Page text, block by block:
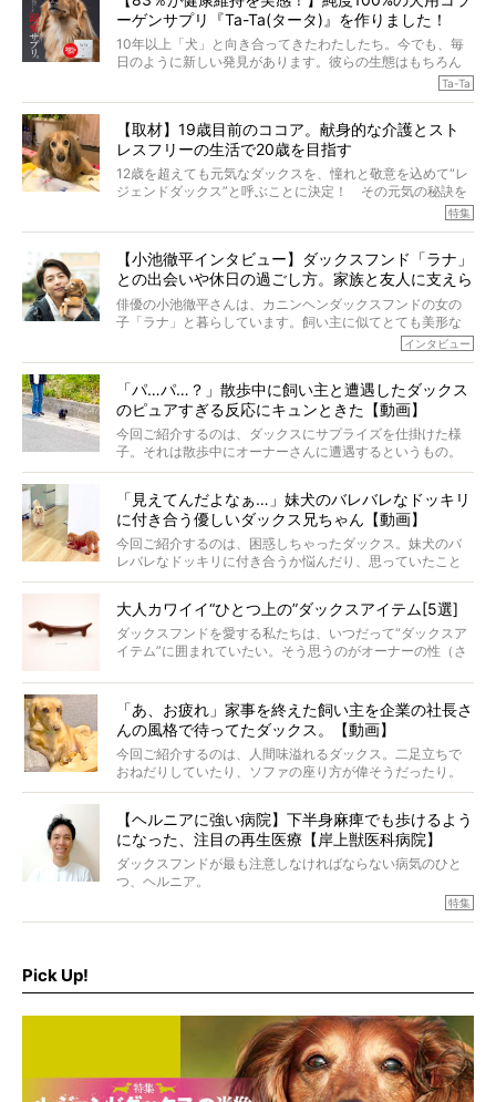
ーゲンサプリ『Ta-Ta(タータ)』を作りました！
10年以上「犬」と向き合ってきたわたしたち。今でも、毎
日のように新しい発見があります。彼らの生態はもちろん
のこと、「食事」に関することも同じです。昔の犬は25年
代の犬の食事は“ある重要な栄養”が不足しがちになっている
というのです。
それを効率よくおぎなってくれるのが、コラーゲン！ そ
こでわたしたちは、純度100%の犬用コラーゲンサプリ
『Ta-Ta(タータ)』を作りました！
愛犬家の83％が「健康維持を実感した」と評判のTa-Ta(タ
か届きますように。
Ta-Ta
【取材】19歳目前のココア。献身的な介護とスト
レスフリーの生活で20歳を目指す
12歳を超えても元気なダックスを、憧れと敬意を込めて“レ
ジェンドダックス”と呼ぶことに決定！ その元気の秘訣を
オーナーさんに伺うのが、特集『レジェンドダックスの肖
く」というオーナーさんのポリシーのもと、甘やかさずに
育てられ、18歳になるまで定期検査すらしたことがなかっ
たというココアくん。果たしてその長生きの秘訣とは。
特集
【小池徹平インタビュー】ダックスフンド「ラナ」
との出会いや休日の過ごし方。家族と友人に支えら
れてー
俳優の小池徹平さんは、カニンヘンダックスフンドの女の
子「ラナ」と暮らしています。飼い主に似てとても美形な
ラナは、現在８才。小池さんのインスタグラムでは、ラナ
ケメンから愛されているラナは、去年の誕生日に小池さん
からプレゼントしてもらったハーネスをつけて撮影に参加
してくれました。
インタビュー
「パ…パ…？」散歩中に飼い主と遭遇したダックス
のピュアすぎる反応にキュンときた【動画】
今回ご紹介するのは、ダックスにサプライズを仕掛けた様
子。それは散歩中にオーナーさんに遭遇するというもの。
戸惑って歩きを止めたり、すぐに気付いて追いかけたり、
「見えてんだよなぁ…」妹犬のバレバレなドッキリ
に付き合う優しいダックス兄ちゃん【動画】
今回ご紹介するのは、困惑しちゃったダックス。妹犬のバ
レバレなドッキリに付き合うか悩んだり、思っていたこと
と違う事態に陥ったり。そんなお悩み全開なダックスの様
大人カワイイ“ひとつ上の”ダックスアイテム[5選]
ダックスフンドを愛する私たちは、いつだって“ダックスア
イテム”に囲まれていたい。そう思うのがオーナーの性（さ
ムをご紹介。
「あ、お疲れ」家事を終えた飼い主を企業の社長さ
んの風格で待ってたダックス。【動画】
今回ご紹介するのは、人間味溢れるダックス。二足立ちで
おねだりしていたり、ソファの座り方が偉そうだったり。
今にも言葉を発しそうなダックスの姿は、もう人間にしか
【ヘルニアに強い病院】下半身麻痺でも歩けるよう
になった、注目の再生医療【岸上獣医科病院】
ダックスフンドが最も注意しなければならない病気のひと
つ、ヘルニア。
特集『ヘルニアに、負けない』では、ヘルニアに強い動物
を点滴投与する治療により、歩けなかった子が投与37日で
特集
Pick Up!